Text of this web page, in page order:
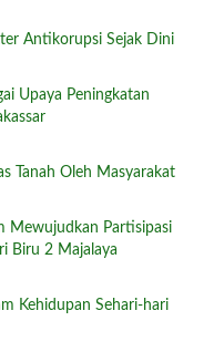
Antikorupsi Sejak Dini
Upaya Peningkatan
Tanah Oleh Masyarakat
Mewujudkan Partisipasi
Biru 2 Majalaya
Kehidupan Sehari-hari